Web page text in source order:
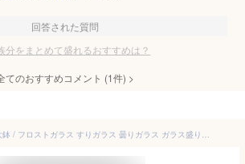
回答された質問
分をまとめて盛れるおすすめは？
てのおすすめコメント (1件) >
廣田硝子 吹雪 大鉢 / フロストガラス すりガラス 曇りガラス ガラス盛り鉢 そうめん 日本製